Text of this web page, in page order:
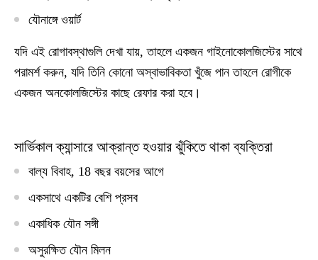
যৌনাঙ্গে ওয়ার্ট
যদি এই রোগাবস্থাগুলি দেখা যায়, তাহলে একজন গাইনোকোলজিস্টের সাথে
পরামর্শ করুন, যদি তিনি কোনো অস্বাভাবিকতা খুঁজে পান তাহলে রোগীকে
একজন অনকোলজিস্টের কাছে রেফার করা হবে।
সার্ভিকাল ক্যান্সারে আক্রান্ত হওয়ার ঝুঁকিতে থাকা ব্যক্তিরা
বাল্য বিবাহ, 18 বছর বয়সের আগে
একসাথে একটির বেশি প্রসব
একাধিক যৌন সঙ্গী
অসুরক্ষিত যৌন মিলন